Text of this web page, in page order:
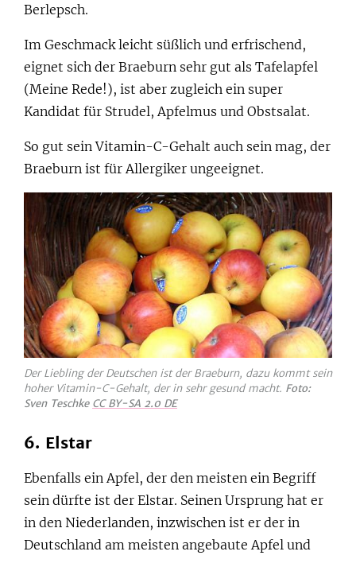
Berlepsch.
Im Geschmack leicht süßlich und erfrischend,
eignet sich der Braeburn sehr gut als Tafelapfel
(Meine Rede!), ist aber zugleich ein super
Kandidat für Strudel, Apfelmus und Obstsalat.
So gut sein Vitamin-C-Gehalt auch sein mag, der
Braeburn ist für Allergiker ungeeignet.
Der Liebling der Deutschen ist der Braeburn, dazu kommt sein
hoher Vitamin-C-Gehalt, der in sehr gesund macht. Foto:
Sven Teschke CC BY-SA 2.0 DE
6. Elstar
Ebenfalls ein Apfel, der den meisten ein Begriff
sein dürfte ist der Elstar. Seinen Ursprung hat er
in den Niederlanden, inzwischen ist er der in
Deutschland am meisten angebaute Apfel und